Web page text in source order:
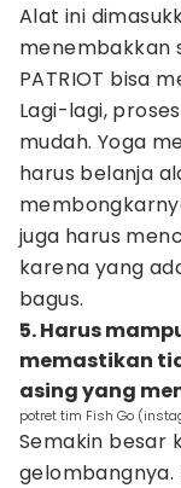
Alat ini
menembakkan
PATRIOT bisa
Lagi-lagi,
mudah. Yoga
harus belanja
juga harus
karena yang
bagus.
5. Harus
memastikan
asing yang
potret tim Fish Go
Semakin besar
gelombangnya.